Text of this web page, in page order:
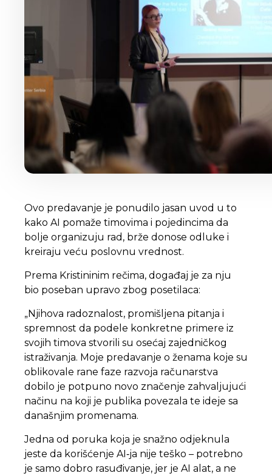
Ovo predavanje je ponudilo jasan uvod u to
kako AI pomaže timovima i pojedincima da
bolje organizuju rad, brže donose odluke i
kreiraju veću poslovnu vrednost.
Prema Kristininim rečima, događaj je za nju
bio poseban upravo zbog posetilaca:
„Njihova radoznalost, promišljena pitanja i
spremnost da podele konkretne primere iz
svojih timova stvorili su osećaj zajedničkog
istraživanja. Moje predavanje o ženama koje su
oblikovale rane faze razvoja računarstva
dobilo je potpuno novo značenje zahvaljujući
načinu na koji je publika povezala te ideje sa
današnjim promenama.
Jedna od poruka koja je snažno odjeknula
jeste da korišćenje AI‑ja nije teško – potrebno
je samo dobro rasuđivanje, jer je AI alat, a ne